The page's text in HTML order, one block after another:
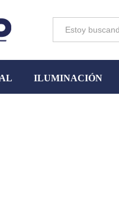
Toda la tienda
ILUMINACIÓN